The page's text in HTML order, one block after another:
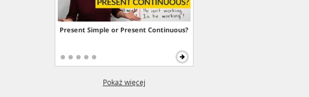
Present Simple or Present Continuous?
Pokaż więcej